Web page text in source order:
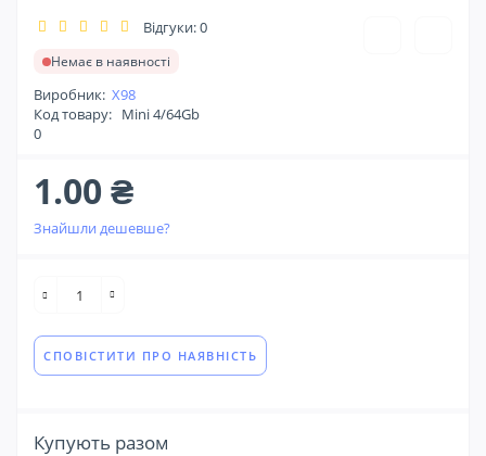
Відгуки: 0
Немає в наявності
Виробник: X98
Код товару: Mini 4/64Gb
0
1.00 ₴
Знайшли дешевше?
СПОВІСТИТИ ПРО НАЯВНІСТЬ
Купують разом